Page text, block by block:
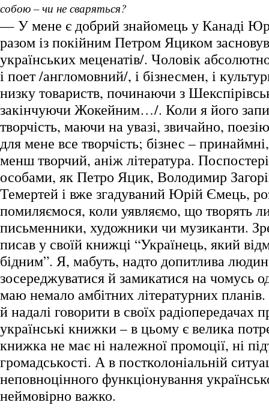
собою – чи не сваряться?
— У мене є добрий знайомець у Канаді
разом із покійним Петром Яциком
українських меценатів/. Чоловік
і поет /англомовний/, і бізнесмен, і
низку товариств, починаючи з
закінчуючи Жокейним…/. Коли я його
творчість, маючи на увазі, звичайно,
для мене все творчість; бізнес –
менш творчий, аніж література.
особами, як Петро Яцик, Володимир
Темертей і вже згадуваний Юрій Ємець,
помиляємося, коли уявляємо, що творять
письменники, художники чи музиканти.
писав у своїй книжці “Українець, який
бідним”. Я, мабуть, надто допитлива
зосереджуватися й замикатися на чомусь
маю немало амбітних літературних
й надалі говорити в своїх радіопередачах
українські книжки – в цьому є велика
книжка не має ні належної промоції, ні
громадськості. А в постколоніальній
неповноцінного функціонування
неймовірно важко.